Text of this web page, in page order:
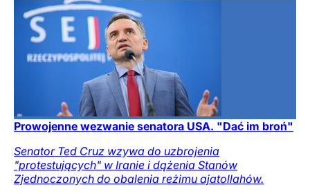
Prowojenne wezwanie senatora USA. "Dać im broń"
Senator Ted Cruz wzywa do uzbrojenia
"protestujących" w Iranie i dążenia Stanów
Zjednoczonych do obalenia reżimu ajatollahów.